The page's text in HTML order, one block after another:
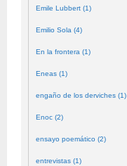
Emile Lubbert (1)
Emilio Sola (4)
En la frontera (1)
Eneas (1)
engaño de los derviches (1)
Enoc (2)
ensayo poemático (2)
entrevistas (1)